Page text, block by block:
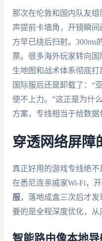
那次在伦敦和国内队友
声提前卡墙角，开镜瞬
方早已绕后扫射。300ms
票。很多海外玩家转向
生地图和战术体系彻底
国际服后还是卸载了：“
使不上力。”这正是为什
方案，专线相当于给数据
穿透网络屏障
真正好用的游戏专线绝
在悉尼连亲戚家Wi-Fi，
服，落地成盒三次后才
要的是全程深度优化，从
智能路由像本地导